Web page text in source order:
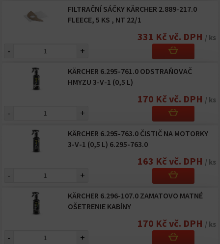
FILTRAČNÍ SÁČKY KÄRCHER 2.889-217.0
FLEECE, 5 KS , NT 22/1
331 Kč vč. DPH / ks
- +
KÄRCHER 6.295-761.0 ODSTRAŇOVAČ
HMYZU 3-V-1 (0,5 L)
170 Kč vč. DPH / ks
- +
KÄRCHER 6.295-763.0 ČISTIČ NA MOTORKY
3-V-1 (0,5 L) 6.295-763.0
163 Kč vč. DPH / ks
- +
KÄRCHER 6.296-107.0 ZAMATOVO MATNÉ
OŠETRENIE KABÍNY
170 Kč vč. DPH / ks
- +